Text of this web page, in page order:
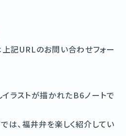
記URLのお問い合わせフォー
ラストが描かれたB6ノートで
は、福井弁を楽しく紹介してい